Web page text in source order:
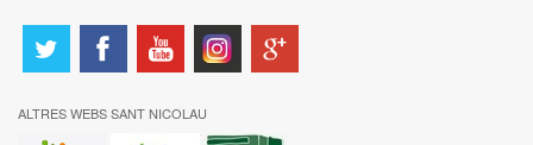
ALTRES WEBS SANT NICOLAU